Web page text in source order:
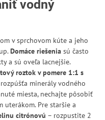
vodný
v sprchovom kúte a jeho
Domáce riešenia sú často
a sú oveľa lacnejšie.
roztok v pomere 1:1 s
minerály vodného
miesta, nechajte pôsobiť
Pre staršie a
citrónovú – rozpustite 2